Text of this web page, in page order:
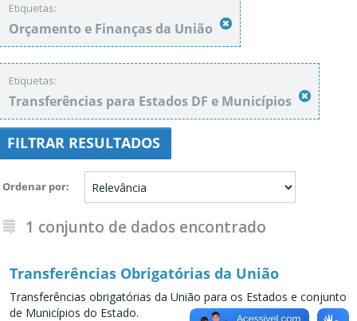
Etiquetas:
Orçamento e Finanças da União
Etiquetas:
Transferências para Estados DF e Municípios
FILTRAR RESULTADOS
Ordenar por
1 conjunto de dados encontrado
Transferências Obrigatórias da União
Transferências obrigatórias da União para os Estados e conjunto
de Municípios do Estado.